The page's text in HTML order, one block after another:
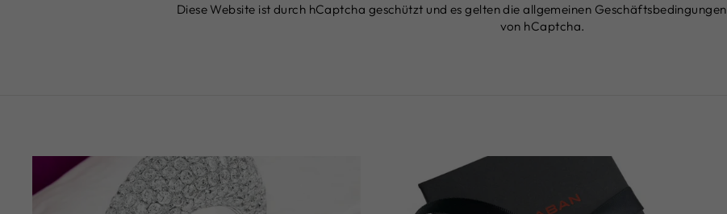
Diese Website ist durch hCaptcha geschützt und es gelten dieallgemeinen Geschäftsbedingungen
von hCaptcha.